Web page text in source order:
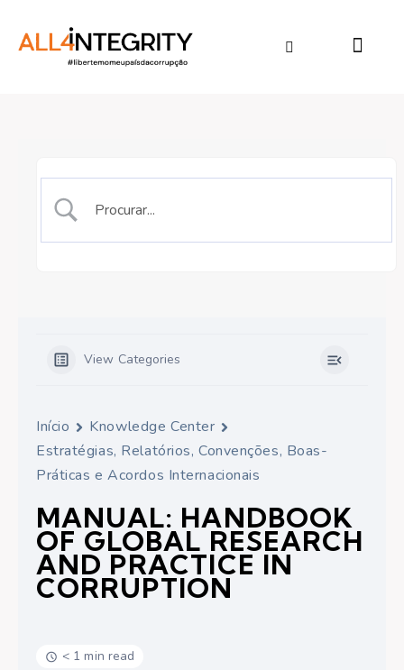
View Categories
Início
Knowledge Center
Estratégias, Relatórios, Convenções, Boas-
Práticas e Acordos Internacionais
MANUAL: HANDBOOK
OF GLOBAL RESEARCH
AND PRACTICE IN
CORRUPTION
< 1 min read